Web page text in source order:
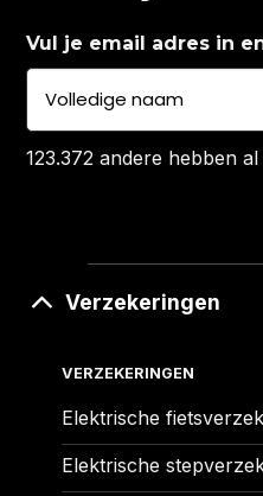
Vul je email adres in
123.372 andere hebben
Verzekeringen
VERZEKERINGEN
Elektrische
Elektrische